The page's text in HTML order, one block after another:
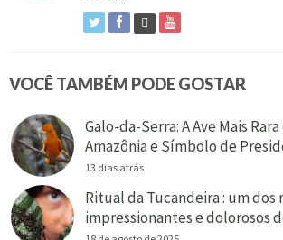
VOCÊ TAMBÉM PODE GOSTAR
Galo-da-Serra: A Ave Mais
Amazônia e Símbolo de
13 dias atrás
Ritual da Tucandeira : um dos
impressionantes e dolorosos